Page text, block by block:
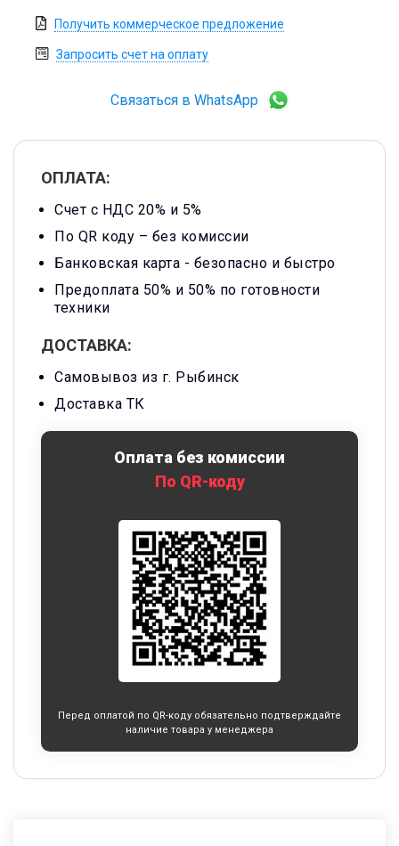
Получить коммерческое предложение
Запросить счет на оплату
Связаться в WhatsApp
ОПЛАТА:
Счет с НДС 20% и 5%
По QR коду – без комиссии
Банковская карта - безопасно и быстро
Предоплата 50% и 50% по готовности
техники
ДОСТАВКА:
Самовывоз из г. Рыбинск
Доставка ТК
Оплата без комиссии
По QR-коду
Перед оплатой по QR-коду обязательно подтверждайте
наличие товара у менеджера